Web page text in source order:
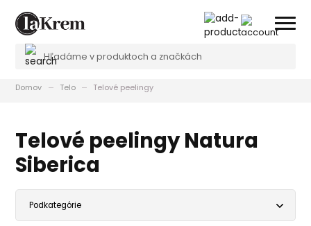
Domov Telo Telové peelingy
Telové peelingy Natura
Siberica